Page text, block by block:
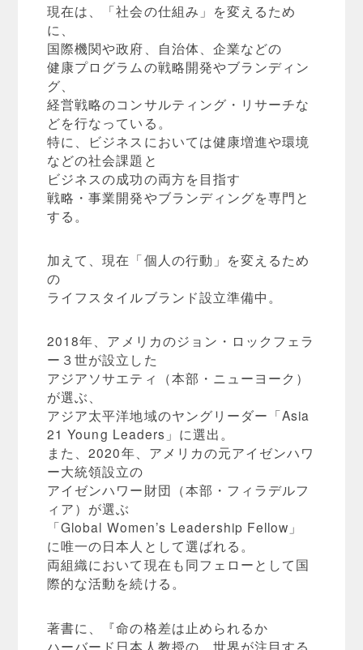
現在は、「社会の仕組み」を変えるため
に、
国際機関や政府、自治体、企業などの
健康プログラムの戦略開発やブランディン
グ、
経営戦略のコンサルティング・リサーチな
どを行なっている。
特に、ビジネスにおいては健康増進や環境
などの社会課題と
ビジネスの成功の両方を目指す
戦略・事業開発やブランディングを専門と
する。
加えて、現在「個人の行動」を変えるため
の
ライフスタイルブランド設立準備中。
2018年、アメリカのジョン・ロックフェラ
ー３世が設立した
アジアソサエティ（本部・ニューヨーク）
が選ぶ、
アジア太平洋地域のヤングリーダー「Asia
21 Young Leaders」に選出。
また、2020年、アメリカの元アイゼンハワ
ー大統領設立の
アイゼンハワー財団（本部・フィラデルフ
ィア）が選ぶ
「Global Women’s Leadership Fellow」
に唯一の日本人として選ばれる。
両組織において現在も同フェローとして国
際的な活動を続ける。
著書に、『命の格差は止められるか
ハーバード日本人教授の、世界が注目する